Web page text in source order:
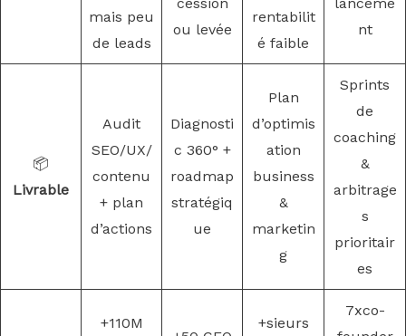
mais peu
de leads
cession
ou levée
rentabilit
é faible
lanceme
nt
📦
Livrable
Audit
SEO/UX/
contenu
+ plan
d’actions
Diagnosti
c 360° +
roadmap
stratégiq
ue
Plan
d’optimis
ation
business
&
marketin
g
Sprints
de
coaching
&
arbitrage
s
prioritair
es
+110M
+sieurs
7xco-